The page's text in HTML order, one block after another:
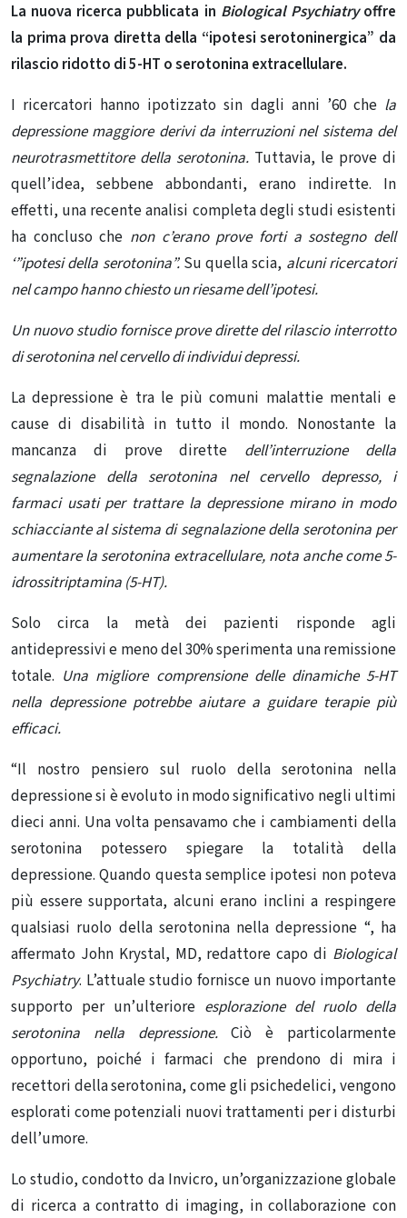
La nuova ricerca pubblicata in Biological Psychiatryoffre
la prima prova diretta della “ipotesi serotoninergica” da
rilascio ridotto di 5-HT o serotonina extracellulare.
I ricercatori hanno ipotizzato sin dagli anni ’60 chela
depressione maggiore derivi da interruzioni nel sistema del
neurotrasmettitore della serotonina. Tuttavia, le prove di
quell’idea, sebbene abbondanti, erano indirette. In
effetti, una recente analisi completadegli studi esistenti
ha concluso che non c’erano prove forti a sostegno dell
‘”ipotesi della serotonina”.Su quella scia, alcuni ricercatori
nel campo hanno chiesto un riesame dell’ipotesi.
Un nuovo studio fornisce prove dirette del rilascio interrotto
di serotonina nel cervello di individui depressi.
La depressione è tra le più comuni malattie mentali e
cause di disabilità in tutto il mondo. Nonostante la
mancanza di prove dirette dell’interruzione della
segnalazione della serotonina nel cervello depresso, i
farmaci usati per trattare la depressione mirano in modo
schiacciante al sistema di segnalazione della serotonina per
aumentare la serotonina extracellulare, nota anche come 5-
idrossitriptamina (5-HT).
Solo circa la metà dei pazienti risponde agli
antidepressivi e meno del 30% sperimenta una remissione
totale. Una migliore comprensione delle dinamiche 5-HT
nella depressione potrebbe aiutare a guidare terapie più
efficaci.
“Il nostro pensiero sul ruolo della serotonina nella
depressione si è evoluto in modo significativo negli ultimi
dieci anni. Una volta pensavamo che i cambiamenti della
serotonina potessero spiegare la totalità della
depressione. Quando questa semplice ipotesi non poteva
più essere supportata, alcuni erano inclini a respingere
qualsiasi ruolo della serotonina nella depressione “, ha
affermato John Krystal, MD, redattore capo di Biological
Psychiatry. L’attuale studio fornisce un nuovo importante
supporto per un’ulteriore esplorazione del ruolo della
serotonina nella depressione.Ciò è particolarmente
opportuno, poiché i farmaci che prendono di mira i
recettori della serotonina, come gli psichedelici, vengono
esplorati come potenziali nuovi trattamenti per i disturbi
dell’umore.
Lo studio, condotto da Invicro, un’organizzazione globale
di ricerca a contratto di imaging, in collaborazione con